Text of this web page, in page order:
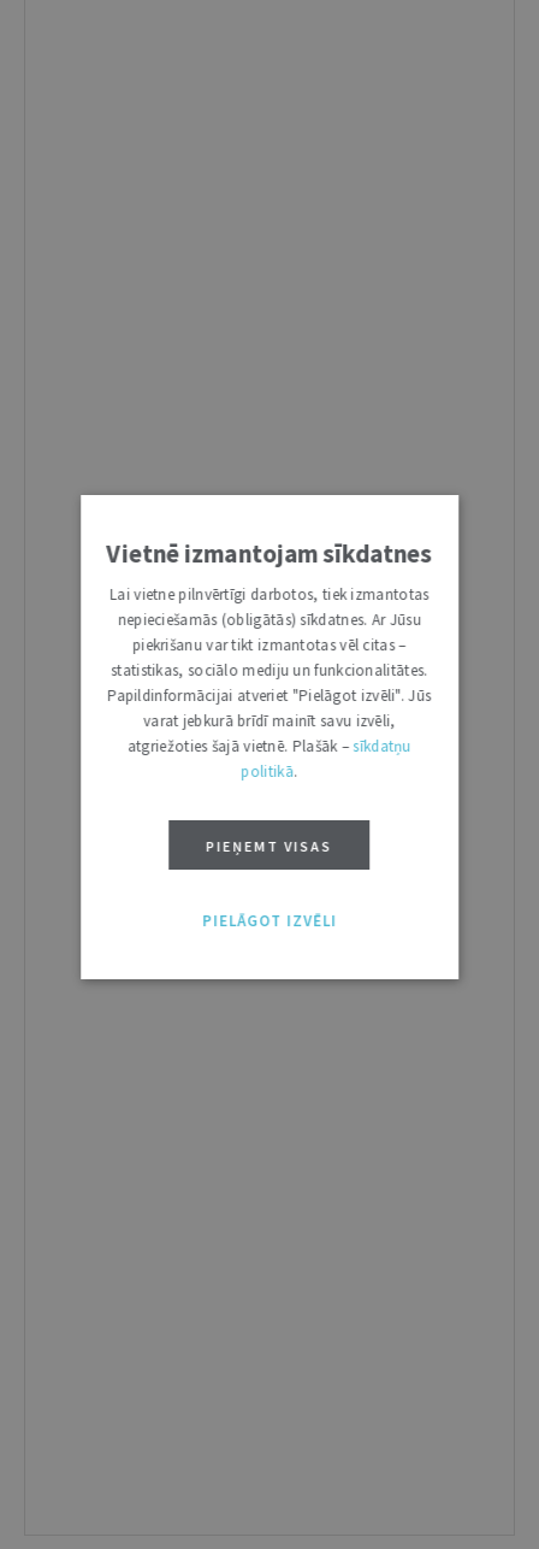
Vietnē izmantojam sīkdatnes
Lai vietne pilnvērtīgi darbotos, tiek izmantotas
nepieciešamās (obligātās) sīkdatnes. Ar Jūsu
piekrišanu var tikt izmantotas vēl citas –
statistikas, sociālo mediju un funkcionalitātes.
Papildinformācijai atveriet "Pielāgot izvēli". Jūs
varat jebkurā brīdī mainīt savu izvēli,
atgriežoties šajā vietnē. Plašāk –sīkdatņu
politikā.
PIEŅEMT VISAS
PIELĀGOT IZVĒLI